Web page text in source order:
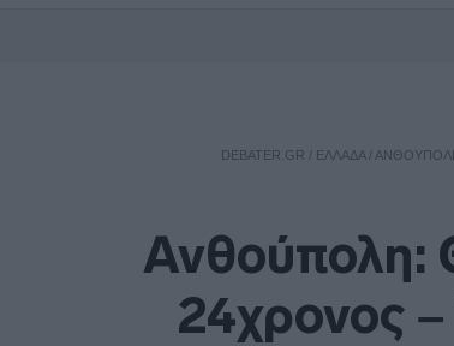
DEBATER.GR / ΕΛΛΑΔΑ/
Ανθούπολη:
24χρονος –